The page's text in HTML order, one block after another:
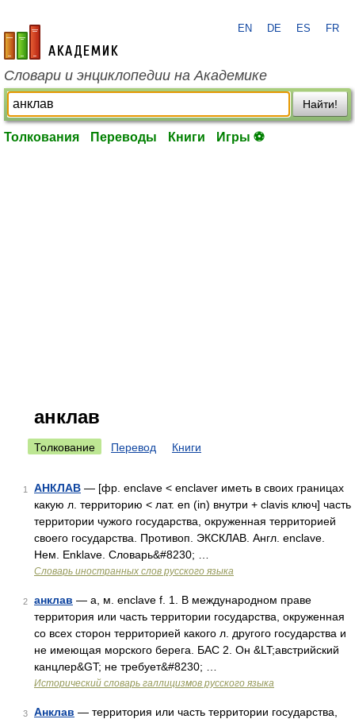
academic.ru
EN DE ES FR
Словари и энциклопедии на Академике
Найти!
Толкования Переводы Книги Игры ⚽
анклав
Толкование Перевод Книги
1 АНКЛАВ — [фр. enclave < enclaver иметь в своих границах
какую л. территорию < лат. en (in) внутри + clavis ключ] часть
территории чужого государства, окруженная территорией
своего государства. Противоп. ЭКСКЛАВ. Англ. enclave.
Нем. Enklave. Словарь&#8230; …
Словарь иностранных слов русского языка
2 анклав — а, м. enclave f. 1. В международном праве
территория или часть территории государства, окруженная
со всех сторон территорией какого л. другого государства и
не имеющая морского берега. БАС 2. Он &LT;австрийский
канцлер&GT; не требует&#8230; …
Исторический словарь галлицизмов русского языка
3 Анклав — территория или часть территории государства,